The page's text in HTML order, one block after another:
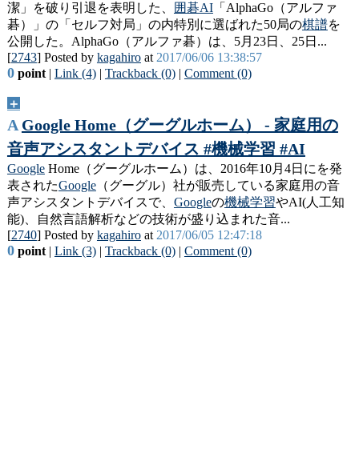
潔」を破り引退を表明した、
囲碁AI「AlphaGo（アルファ
碁）」の「セルフ対局」の内特別に選ばれた50局の棋譜を
公開した。AlphaGo（アルファ碁）は、5月23日、25日...
[2743] Posted by kagahiroat 2017/06/06 13:38:57
0point| Link (4)| Trackback (0)| Comment (0)
＋
A Google Home（グーグルホーム） - 家庭用の
音声アシスタントデバイス #機械学習 #AI
GoogleHome（グーグルホーム）は、2016年10月4日にを発
表されたGoogle（グーグル）社が販売している家庭用の音
声アシスタントデバイスで、 Googleの機械学習やAI(人工知
能)、自然言語解析などの技術が盛り込まれた音...
[2740] Posted by kagahiroat 2017/06/05 12:47:18
0point| Link (3)| Trackback (0)| Comment (0)